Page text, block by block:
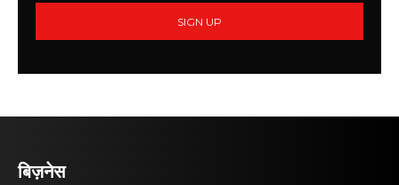
SIGN UP
बिज़नेस